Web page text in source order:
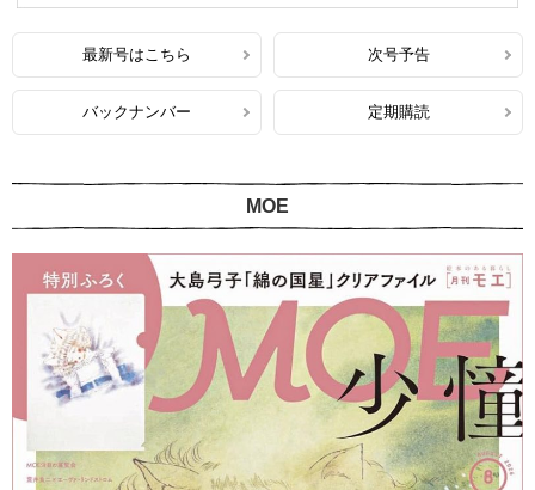
最新号はこちら 次号予告
バックナンバー 定期購読
MOE